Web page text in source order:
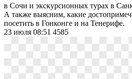
в Сочи и экскурсионных турах в
А также выясним, какие
посетить в Гонконге и на Тенерифе.
23 июля 08:51 4585